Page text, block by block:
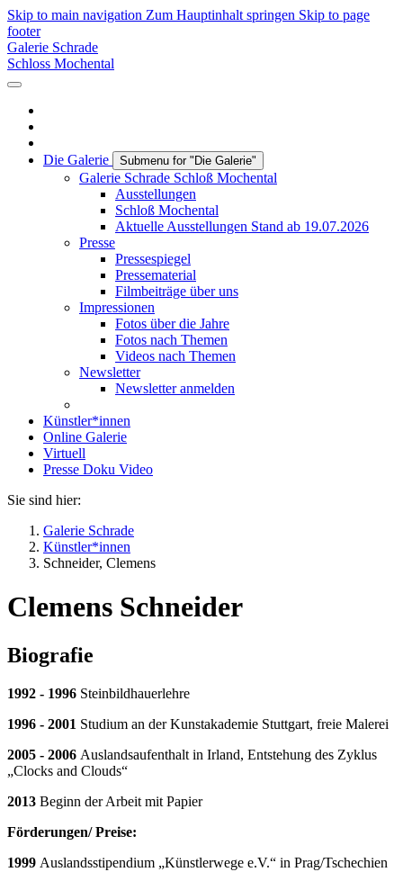
Skip to main navigation Zum Hauptinhalt springen Skip to page
footer
Galerie Schrade
Schloss Mochental
Die Galerie Submenu for "Die Galerie"
Galerie Schrade Schloß Mochental
Ausstellungen
Schloß Mochental
Aktuelle Ausstellungen Stand ab 19.07.2026
Presse
Pressespiegel
Pressematerial
Filmbeiträge über uns
Impressionen
Fotos über die Jahre
Fotos nach Themen
Videos nach Themen
Newsletter
Newsletter anmelden
Künstler*innen
Online Galerie
Virtuell
Presse Doku Video
Sie sind hier:
Galerie Schrade
Künstler*innen
Schneider, Clemens
Clemens Schneider
Biografie
1992 - 1996 Steinbildhauerlehre
1996 - 2001 Studium an der Kunstakademie Stuttgart, freie Malerei
2005 - 2006 Auslandsaufenthalt in Irland, Entstehung des Zyklus
„Clocks and Clouds“
2013 Beginn der Arbeit mit Papier
Förderungen/ Preise:
1999 Auslandsstipendium „Künstlerwege e.V.“ in Prag/Tschechien